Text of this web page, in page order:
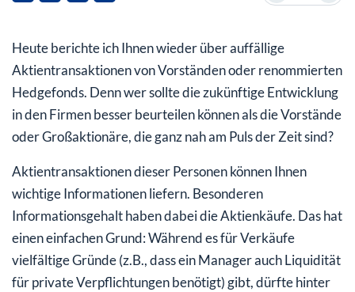
The Sherwin-Williams Company
Heute berichte ich Ihnen wieder über auffällige
Aktientransaktionen von Vorständen oder renommierten
Hedgefonds. Denn wer sollte die zukünftige Entwicklung
in den Firmen besser beurteilen können als die Vorstände
oder Großaktionäre, die ganz nah am Puls der Zeit sind?
Aktientransaktionen dieser Personen können Ihnen
wichtige Informationen liefern. Besonderen
Informationsgehalt haben dabei die Aktienkäufe. Das hat
einen einfachen Grund: Während es für Verkäufe
vielfältige Gründe (z.B., dass ein Manager auch Liquidität
für private Verpflichtungen benötigt) gibt, dürfte ­hinter